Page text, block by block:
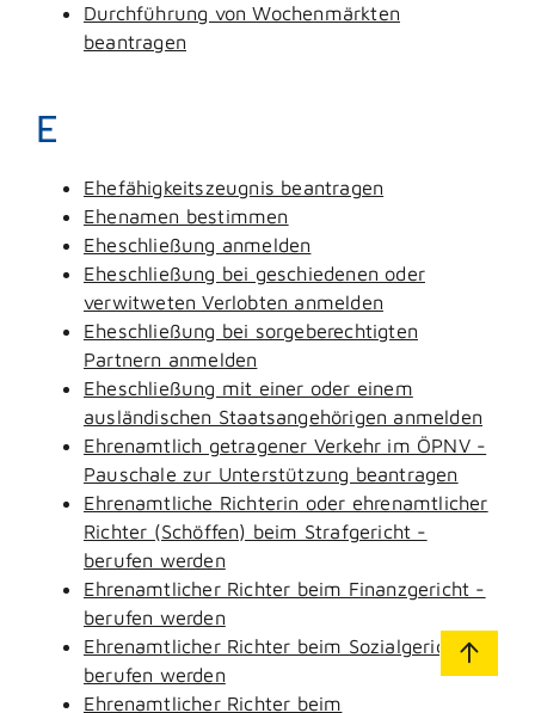
Durchführung von Wochenmärkten
beantragen
E
Ehefähigkeitszeugnis beantragen
Ehenamen bestimmen
Eheschließung anmelden
Eheschließung bei geschiedenen oder
verwitweten Verlobten anmelden
Eheschließung bei sorgeberechtigten
Partnern anmelden
Eheschließung mit einer oder einem
ausländischen Staatsangehörigen anmelden
Ehrenamtlich getragener Verkehr im ÖPNV -
Pauschale zur Unterstützung beantragen
Ehrenamtliche Richterin oder ehrenamtlicher
Richter (Schöffen) beim Strafgericht -
berufen werden
Ehrenamtlicher Richter beim Finanzgericht -
berufen werden
Ehrenamtlicher Richter beim Sozialgericht -
berufen werden
Ehrenamtlicher Richter beim